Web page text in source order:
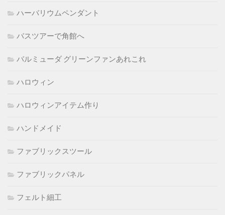
ハーバリウムペンダント
バスツアーで角館へ
バルミューダ グリーンファンあれこれ
ハロウィン
ハロウィンアイテム作り
ハンドメイド
ファブリックスツール
ファブリックパネル
フェルト細工